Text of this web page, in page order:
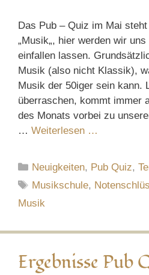
Das Pub – Quiz im Mai
„Musik„, hier werden wir
einfallen lassen.
Musik (also nicht Klassik),
Musik der 50iger sein kann.
überraschen, kommt immer
des Monats vorbei zu
… Weiterlesen …
Kategorien
Neuigkeiten, Pub Quiz,
Schlagwörter
Musikschule,
Musik
Ergebnisse Pub